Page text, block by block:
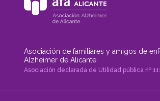
Asociación de familiares y amigos de
Alzheimer de Alicante
Asociación declarada de Utilidad pública nº